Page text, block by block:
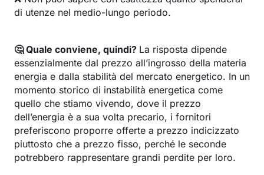
di utenze nel medio-lungo periodo.
🤔 Quale conviene, quindi? La risposta dipende
essenzialmente dal prezzo all’ingrosso della materia
energia e dalla stabilità del mercato energetico. In un
momento storico di instabilità energetica come
quello che stiamo vivendo, dove il prezzo
dell’energia è a sua volta precario, i fornitori
preferiscono proporre offerte a prezzo indicizzato
piuttosto che a prezzo fisso, perché le seconde
potrebbero rappresentare grandi perdite per loro.